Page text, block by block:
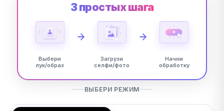
3 простых шага
Выбери
лук/образ
Загрузи
селфи/фото
Начни
обработку
ВЫБЕРИ РЕЖИМ